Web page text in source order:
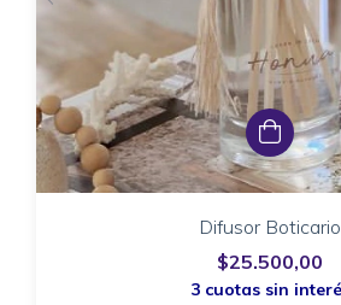
Difusor Boticario
$25.500,00